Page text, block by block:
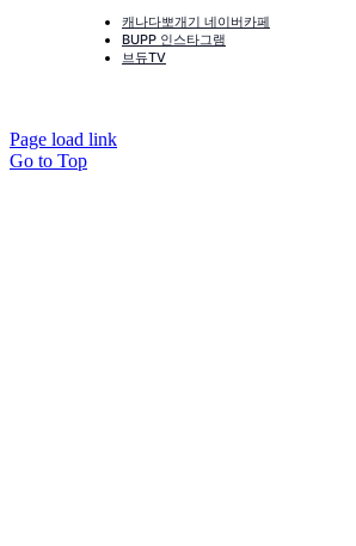
캐나다뽀개기 네이버카페
BUPP 인스타그램
브듀TV
Page load link
Go to Top